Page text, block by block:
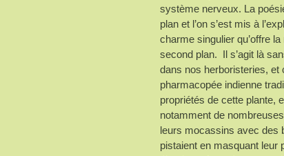
système nerveux. La
plan et l’on s’est mis à
charme singulier qu’offre
second plan. Il s’agit là
dans nos herboristeries, et
pharmacopée indienne
propriétés de cette plante,
notamment de
leurs mocassins avec des
pistaient en masquant leur